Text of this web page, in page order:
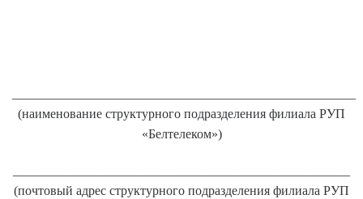
(наименование структурного подразделения филиала РУП
«Белтелеком»)
(почтовый адрес структурного подразделения филиала РУП